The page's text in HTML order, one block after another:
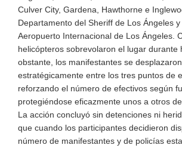
Culver City, Gardena, Hawthorne e
Departamento del Sheriff de Los Ángeles
Aeropuerto Internacional de Los Ángeles.
helicópteros sobrevolaron el lugar durante
obstante, los manifestantes se desplazaron
estratégicamente entre los tres puntos de
reforzando el número de efectivos según
protegiéndose eficazmente unos a otros
La acción concluyó sin detenciones ni
que cuando los participantes decidieron
número de manifestantes y de policías